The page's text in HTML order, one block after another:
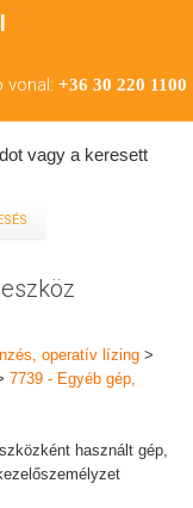
vonal: +36 30 220 1100
vagy a keresett
operatív lízing >
7739 - Egyéb gép,
használt gép,